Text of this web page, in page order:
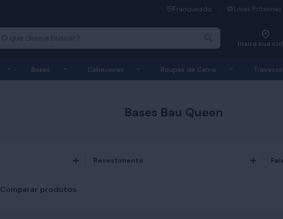
Franqueado Lojas Próximas
Insira sua
Exibir submenu de Colchões
Bases Exibir submenu de Bases
Cabeceiras Exibir submenu de Cabeceiras
Roupas de Cama Exibir
Bases Bau Queen
Revestimento
Comparar produtos